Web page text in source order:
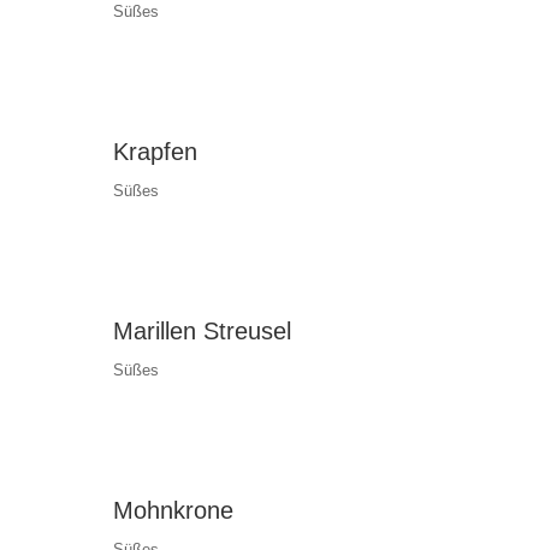
Süßes
Krapfen
Süßes
Marillen Streusel
Süßes
Mohnkrone